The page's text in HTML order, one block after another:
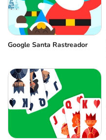
Google Santa Rastreador